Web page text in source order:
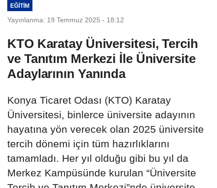
EĞITIM
Yayınlanma: 19 Temmuz 2025 - 18:12
KTO Karatay Üniversitesi, Tercih
ve Tanıtım Merkezi İle Üniversite
Adaylarının Yanında
Konya Ticaret Odası (KTO) Karatay
Üniversitesi, binlerce üniversite adayının
hayatına yön verecek olan 2025 üniversite
tercih dönemi için tüm hazırlıklarını
tamamladı. Her yıl olduğu gibi bu yıl da
Merkez Kampüsünde kurulan “Üniversite